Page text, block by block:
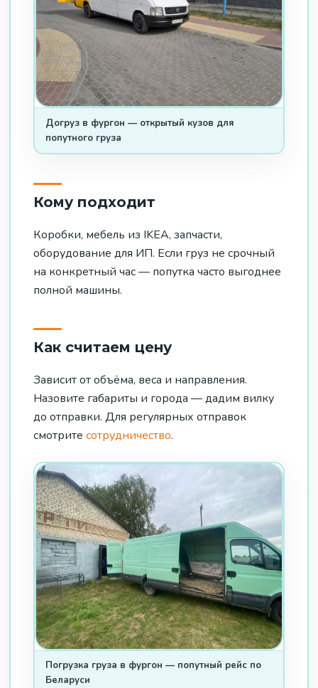
Догруз в фургон — открытый кузов для
попутного груза
Кому подходит
Коробки, мебель из IKEA, запчасти,
оборудование для ИП. Если груз не срочный
на конкретный час — попутка часто выгоднее
полной машины.
Как считаем цену
Зависит от объёма, веса и направления.
Назовите габариты и города — дадим вилку
до отправки. Для регулярных отправок
смотритесотрудничество.
Погрузка груза в фургон — попутный рейс по
Беларуси